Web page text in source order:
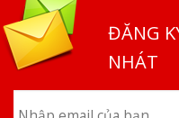
ĐĂNG
NHÁT